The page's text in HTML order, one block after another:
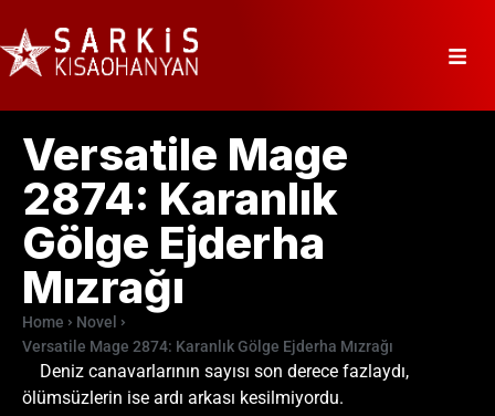
Versatile Mage
2874: Karanlık
Gölge Ejderha
Mızrağı
Home
Novel
Versatile Mage 2874: Karanlık Gölge Ejderha Mızrağı
Deniz canavarlarının sayısı son derece fazlaydı,
ölümsüzlerin ise ardı arkası kesilmiyordu.